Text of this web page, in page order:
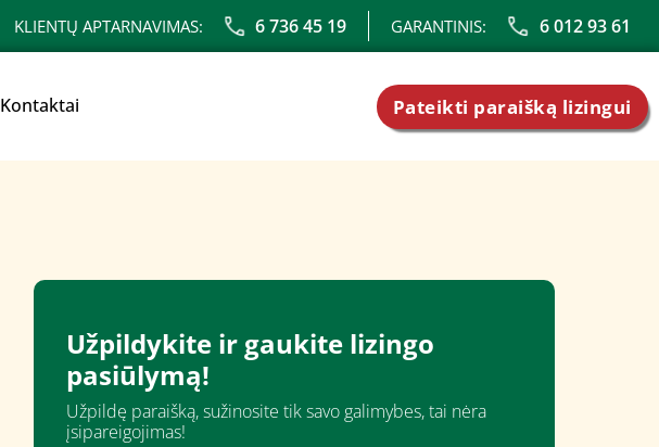
KLIENTŲ APTARNAVIMAS: 6 736 45 19 GARANTINIS: 6 012 93 61
Kontaktai Pateikti paraišką lizingui
Užpildykite ir gaukite lizingo
pasiūlymą!
Užpildę paraišką, sužinosite tik savo galimybes, tai nėra
įsipareigojimas!